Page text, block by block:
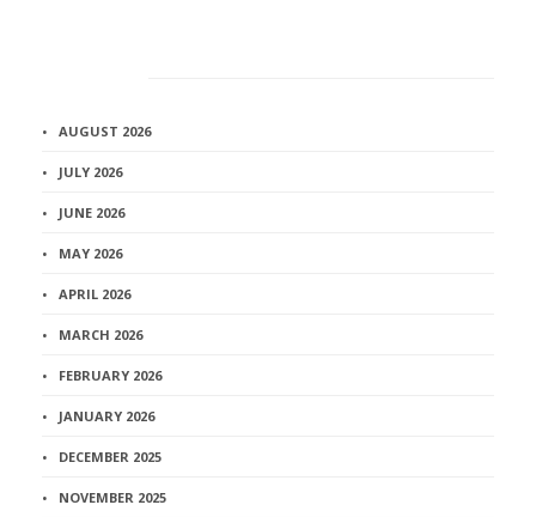
AUGUST 2026
JULY 2026
JUNE 2026
MAY 2026
APRIL 2026
MARCH 2026
FEBRUARY 2026
JANUARY 2026
DECEMBER 2025
NOVEMBER 2025